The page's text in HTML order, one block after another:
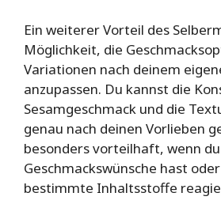
Ein weiterer Vorteil des
Möglichkeit, die
Variationen nach deinem
anzupassen. Du kannst die
Sesamgeschmack und die
genau nach deinen Vorlieben
besonders vorteilhaft, wenn
Geschmackswünsche hast
bestimmte Inhaltsstoffe